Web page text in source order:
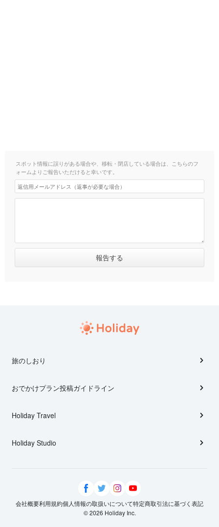
スポット情報に誤りがある場合や、移転・閉店している場合は、こちらのフ
ォームよりご報告いただけると幸いです。
旅のしおり
おでかけプラン投稿ガイドライン
Holiday Travel
Holiday Studio
会社概要利用規約個人情報の取扱いについて特定商取引法に基づく表記
© 2026 Holiday Inc.